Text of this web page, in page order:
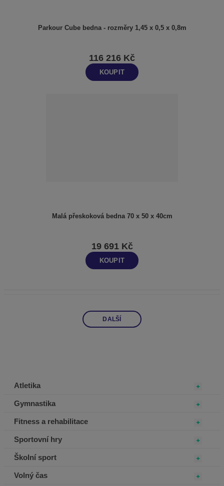
Parkour Cube bedna - rozměry 1,45 x 0,5 x 0,8m
116 216 Kč
KOUPIT
Malá přeskoková bedna 70 x 50 x 40cm
19 691 Kč
KOUPIT
DALŠÍ
Atletika
Gymnastika
Fitness a rehabilitace
Sportovní hry
Školní sport
Volný čas